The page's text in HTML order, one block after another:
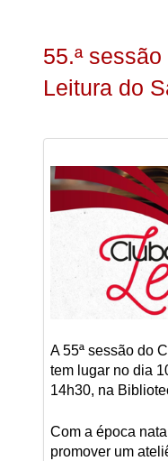
55.ª
Leitura do
A 55ª sessão do
tem lugar no dia
14h30, na
Com a época
promover um